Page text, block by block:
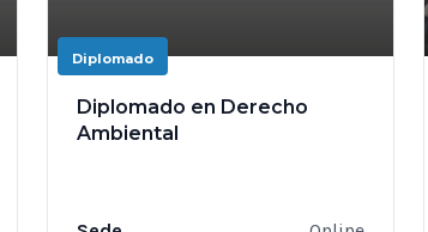
Diplomado
Diplomado en Derecho
Ambiental